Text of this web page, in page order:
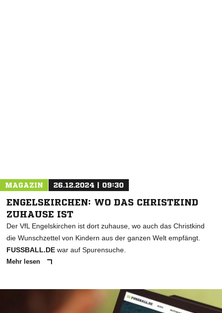
MAGAZIN 26.12.2024 | 09:30
ENGELSKIRCHEN: WO DAS CHRISTKIND
ZUHAUSE IST
Der VfL Engelskirchen ist dort zuhause, wo auch das Christkind
die Wunschzettel von Kindern aus der ganzen Welt empfängt.
FUSSBALL.DE war auf Spurensuche.
Mehr lesen